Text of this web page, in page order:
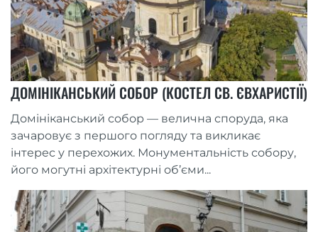
ДОМІНІКАНСЬКИЙ СОБОР (КОСТЕЛ СВ. ЄВХАРИСТІЇ)
Домініканський собор — велична споруда, яка
зачаровує з першого погляду та викликає
інтерес у перехожих. Монументальність собору,
його могутні архітектурні об’єми...